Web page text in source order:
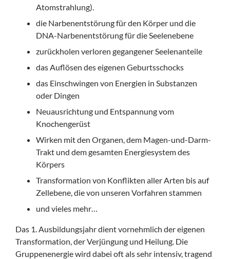
Atomstrahlung).
die Narbenentstörung für den Körper und die
DNA-Narbenentstörung für die Seelenebene
zurückholen verloren gegangener Seelenanteile
das Auflösen des eigenen Geburtsschocks
das Einschwingen von Energien in Substanzen
oder Dingen
Neuausrichtung und Entspannung vom
Knochengerüst
Wirken mit den Organen, dem Magen-und-Darm-
Trakt und dem gesamten Energiesystem des
Körpers
Transformation von Konflikten aller Arten bis auf
Zellebene, die von unseren Vorfahren stammen
und vieles mehr…
Das 1. Ausbildungsjahr dient vornehmlich der eigenen
Transformation, der Verjüngung und Heilung. Die
Gruppenenergie wird dabei oft als sehr intensiv, tragend